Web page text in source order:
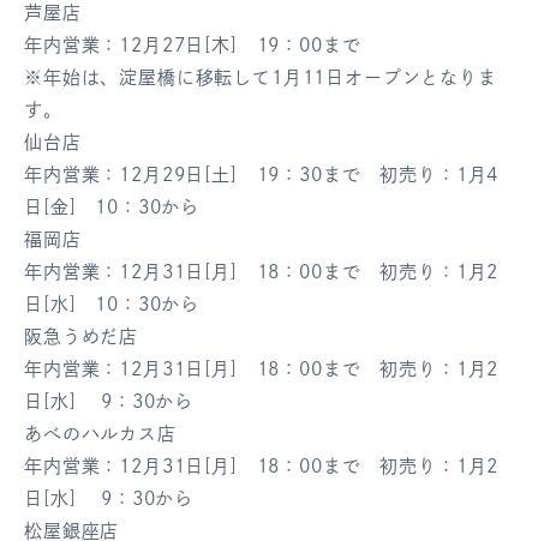
芦屋店
年内営業：12月27日[木] 19：00まで
※年始は、淀屋橋に移転して1月11日オープンとなりま
す。
仙台店
年内営業：12月29日[土] 19：30まで 初売り：1月4
日[金] 10：30から
福岡店
年内営業：12月31日[月] 18：00まで 初売り：1月2
日[水] 10：30から
阪急うめだ店
年内営業：12月31日[月] 18：00まで 初売り：1月2
日[水] 9：30から
あべのハルカス店
年内営業：12月31日[月] 18：00まで 初売り：1月2
日[水] 9：30から
松屋銀座店